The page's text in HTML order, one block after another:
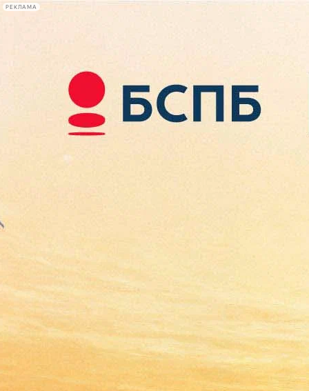
РЕКЛАМА
Сегодня:
2026.08.09
17:00
Афиша Plus
Культурный форум посетят
20 тысяч человек
01 декабря 2016, Версия для печати